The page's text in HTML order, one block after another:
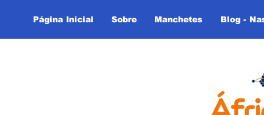
Página Inicial Sobre Manchetes Blog -